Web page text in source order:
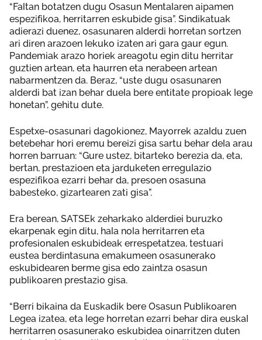
“Faltan botatzen dugu Osasun Mentalaren aipamen
espezifikoa, herritarren eskubide gisa”. Sindikatuak
adierazi duenez, osasunaren alderdi horretan sortzen
ari diren arazoen lekuko izaten ari gara gaur egun.
Pandemiak arazo horiek areagotu egin ditu herritar
guztien artean, eta haurren eta nerabeen artean
nabarmentzen da. Beraz, “uste dugu osasunaren
alderdi bat izan behar duela bere entitate propioak lege
honetan”, gehitu dute.
Espetxe-osasunari dagokionez, Mayorrek azaldu zuen
betebehar hori eremu bereizi gisa sartu behar dela arau
horren barruan: “Gure ustez, bitarteko berezia da, eta,
bertan, prestazioen eta jarduketen erregulazio
espezifikoa ezarri behar da, presoen osasuna
babesteko, gizartearen zati gisa”.
Era berean, SATSEk zeharkako alderdiei buruzko
ekarpenak egin ditu, hala nola herritarren eta
profesionalen eskubideak errespetatzea, testuari
eustea berdintasuna emakumeen osasunerako
eskubidearen berme gisa edo zaintza osasun
publikoaren prestazio gisa.
“Berri bikaina da Euskadik bere Osasun Publikoaren
Legea izatea, eta lege horretan ezarri behar dira euskal
herritarren osasunerako eskubidea oinarritzen duten